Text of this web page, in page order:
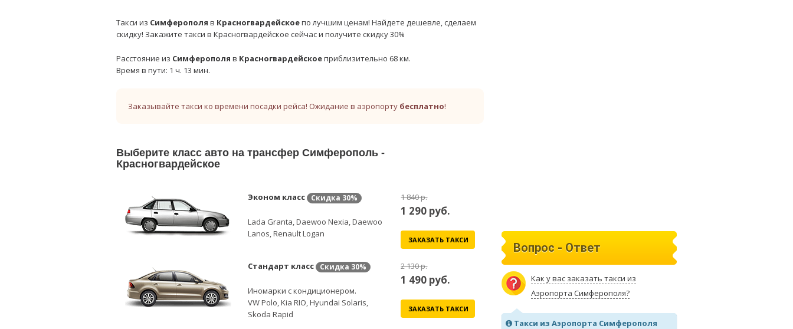
Такси из Симферополя в Красногвардейскоепо лучшим ценам! Найдете дешевле, сделаем
скидку! Закажите такси в Красногвардейское сейчас и получите скидку 30%
Расстояние из Симферополя в Красногвардейскоеприблизительно 68 км.
Время в пути: 1 ч. 13 мин.
Заказывайте такси ко времени посадки рейса! Ожидание в аэропорту бесплатно!
Выберите класс авто на трансфер Симферополь -
Красногвардейское
Эконом класс Скидка 30%
Lada Granta, Daewoo Nexia, Daewoo
Lanos, Renault Logan
1 840 р.
1 290 руб.
ЗАКАЗАТЬ ТАКСИ
Стандарт класс Скидка 30%
Иномарки с кондиционером.
VW Polo, Kia RIO, Hyundai Solaris,
Skoda Rapid
2 130 р.
1 490 руб.
ЗАКАЗАТЬ ТАКСИ
Вопрос - Ответ
Как у вас заказать такси из
Аэропорта Симферополя?
Такси из Аэропорта Симферополя